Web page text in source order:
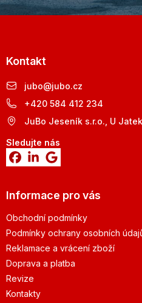
Kontakt
jubo@jubo.cz
+420 584 412 234
JuBo Jeseník s.r.o., U
Sledujte nás
Informace pro vás
Obchodní podmínky
Podmínky ochrany osobních
Reklamace a vrácení zboží
Doprava a platba
Revize
Kontakty